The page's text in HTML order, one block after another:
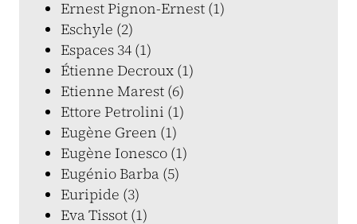
Ernest Pignon-Ernest (1)
Eschyle (2)
Espaces 34 (1)
Étienne Decroux (1)
Etienne Marest (6)
Ettore Petrolini (1)
Eugène Green (1)
Eugène Ionesco (1)
Eugénio Barba (5)
Euripide (3)
Eva Tissot (1)